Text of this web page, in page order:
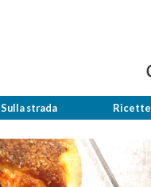
Sulla strada Ricette